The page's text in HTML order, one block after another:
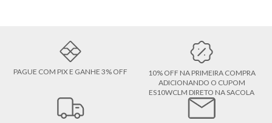
PAGUE COM PIX E GANHE 3% OFF
10% OFF NA PRIMEIRA COMPRA
ADICIONANDO O CUPOM
ES10WCLM DIRETO NA SACOLA